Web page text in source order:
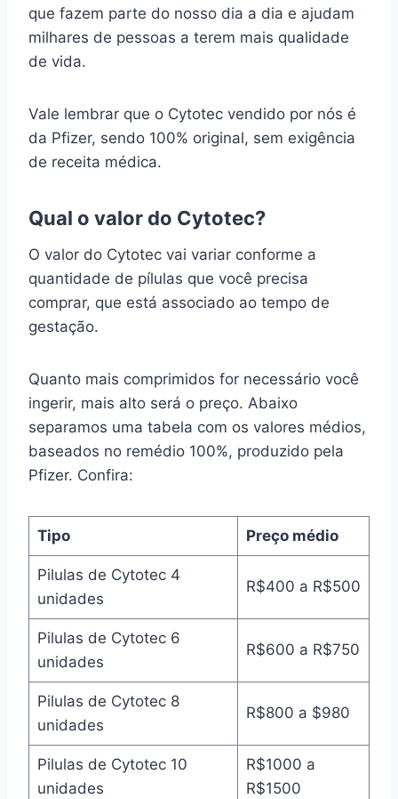
que fazem parte do nosso dia a dia e ajudam
milhares de pessoas a terem mais qualidade
de vida.
Vale lembrar que o Cytotec vendido por nós é
da Pfizer, sendo 100% original, sem exigência
de receita médica.
Qual o valor do Cytotec?
O valor do Cytotec vai variar conforme a
quantidade de pílulas que você precisa
comprar, que está associado ao tempo de
gestação.
Quanto mais comprimidos for necessário você
ingerir, mais alto será o preço. Abaixo
separamos uma tabela com os valores médios,
baseados no remédio 100%, produzido pela
Pfizer. Confira:
Tipo Preço médio
Pilulas de Cytotec 4
unidades
R$400 a R$500
Pilulas de Cytotec 6
unidades
R$600 a R$750
Pilulas de Cytotec 8
unidades
R$800 a $980
Pilulas de Cytotec 10
unidades
R$1000 a
R$1500